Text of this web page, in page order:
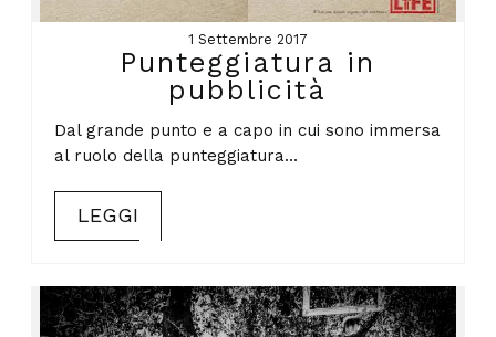
1 Settembre 2017
Punteggiatura in
pubblicità
Dal grande punto e a capo in cui sono immersa
al ruolo della punteggiatura...
LEGGI